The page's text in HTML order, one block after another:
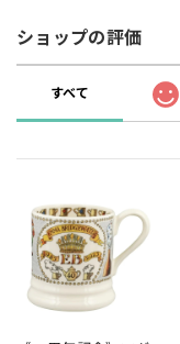
ショップの評価
すべて